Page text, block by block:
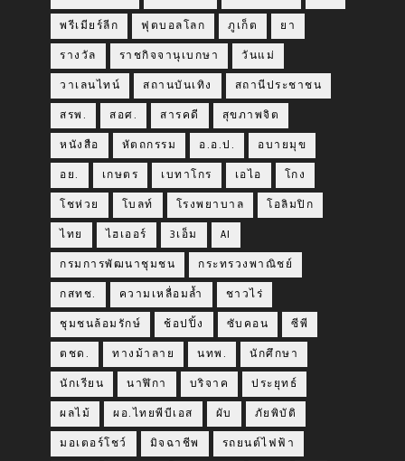
พรีเมียร์ลีก ฟุตบอลโลก ภูเก็ต ยา
รางวัล ราชกิจจานุเบกษา วันแม่
วาเลนไทน์ สถานบันเทิง สถานีประชาชน
สรพ. สอศ. สารคดี สุขภาพจิต
หนังสือ หัตถกรรม อ.อ.ป. อบายมุข
อย. เกษตร เบทาโกร เอไอ โกง
โชห่วย โบลท์ โรงพยาบาล โอลิมปิก
ไทย ไฮเออร์ 3เอ็ม AI
กรมการพัฒนาชุมชน กระทรวงพาณิชย์
กสทช. ความเหลื่อมล้ำ ชาวไร่
ชุมชนล้อมรักษ์ ช้อปปิ้ง ซับคอน ซีพี
ตชด. ทางม้าลาย นทพ. นักศึกษา
นักเรียน นาฬิกา บริจาค ประยุทธ์
ผลไม้ ผอ.ไทยพีบีเอส ผับ ภัยพิบัติ
มอเตอร์โชว์ มิจฉาชีพ รถยนต์ไฟฟ้า